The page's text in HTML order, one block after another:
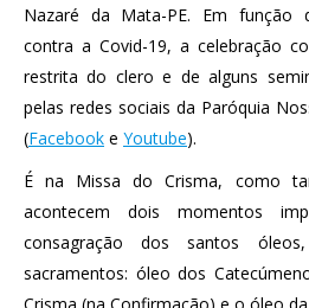
Nazaré da Mata-PE. Em função
contra a Covid-19, a celebração
restrita do clero e de alguns
pelas redes sociais da Paróquia
(Facebook e Youtube).
É na Missa do Crisma, como
acontecem dois momentos
consagração dos santos
sacramentos: óleo dos